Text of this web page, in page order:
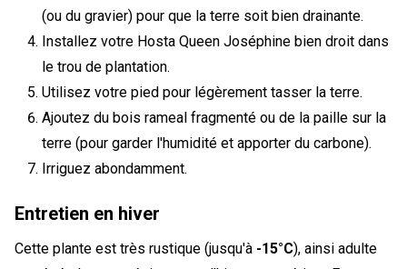
(ou du gravier) pour que la terre soit bien drainante.
Installez votre Hosta Queen Joséphine bien droit dans
le trou de plantation.
Utilisez votre pied pour légèrement tasser la terre.
Ajoutez du bois rameal fragmenté ou de la paille sur la
terre (pour garder l'humidité et apporter du carbone).
Irriguez abondamment.
Entretien en hiver
Cette plante est très rustique (jusqu'à -15°C), ainsi adulte